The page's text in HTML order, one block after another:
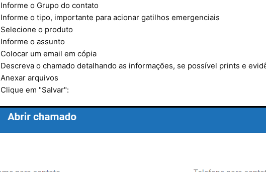
Informe o Grupo do contato
Informe o tipo, importante para acionar gatilhos emergenciais
Selecione o produto
Informe o assunto
Colocar um email em cópia
Descreva o chamado detalhando as informações, se possível prints e
Anexar arquivos
Clique em "Salvar":